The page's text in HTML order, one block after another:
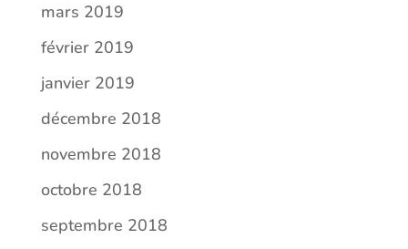
mars 2019
février 2019
janvier 2019
décembre 2018
novembre 2018
octobre 2018
septembre 2018